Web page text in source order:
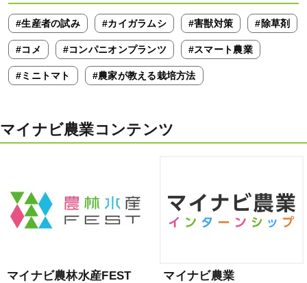
#生産者の試み #カイガラムシ #害獣対策 #除草剤
#コメ #コンパニオンプランツ #スマート農業
#ミニトマト #農家が教える栽培方法
マイナビ農業コンテンツ
マイナビ農林水産FEST
マイナビ農業